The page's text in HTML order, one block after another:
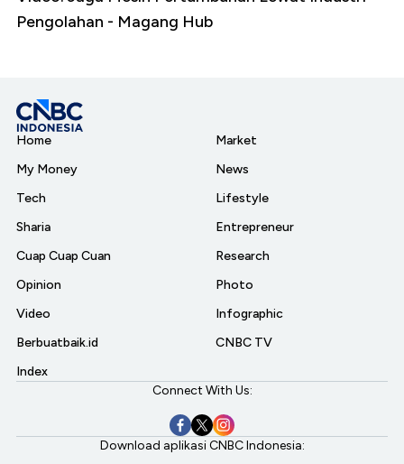
Pengolahan - Magang Hub
Home
My Money
Tech
Sharia
Cuap Cuap Cuan
Opinion
Video
Berbuatbaik.id
Index
Market
News
Lifestyle
Entrepreneur
Research
Photo
Infographic
CNBC TV
Connect With Us:
Download aplikasi CNBC Indonesia: